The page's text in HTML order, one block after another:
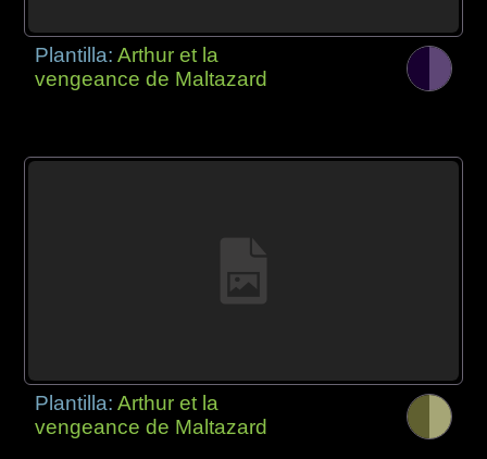
Plantilla:Arthur et la
vengeance de Maltazard
Plantilla:Arthur et la
vengeance de Maltazard